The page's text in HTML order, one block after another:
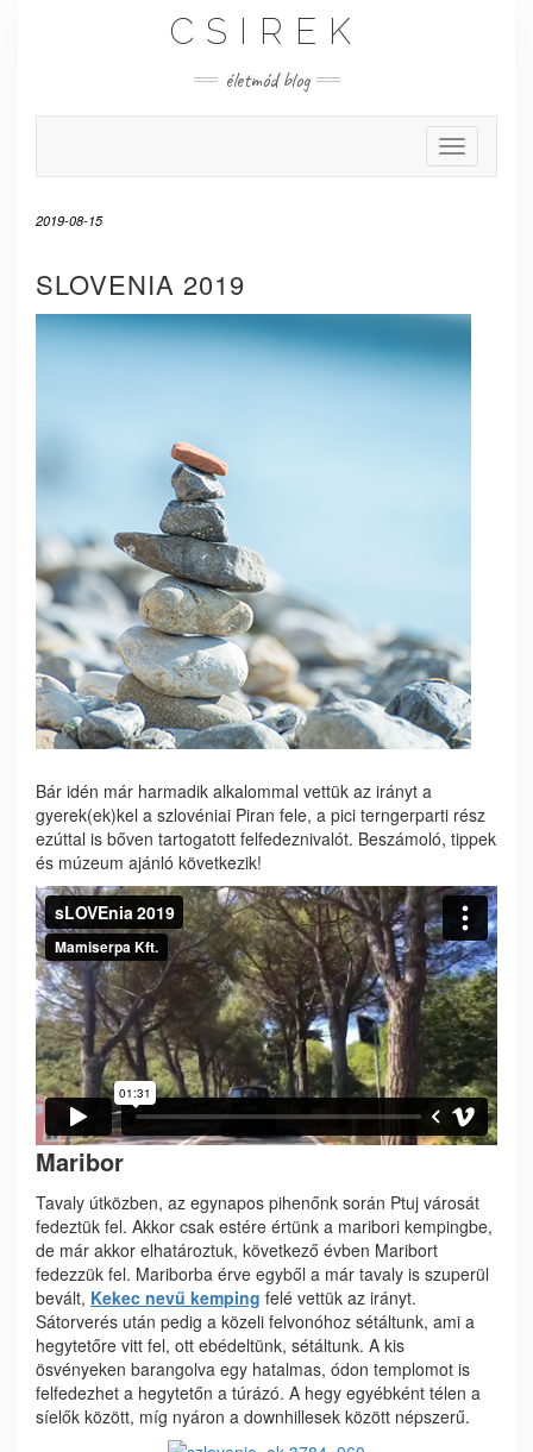
CSIREK
életmód blog
Toggle
2019-08-15
SLOVENIA 2019
Bár idén már harmadik alkalommal vettük az irányt a
gyerek(ek)kel a szlovéniai Piran fele, a pici terngerparti rész
ezúttal is bőven tartogatott felfedeznivalót. Beszámoló, tippek
és múzeum ajánló következik!
Maribor
Tavaly útközben, az egynapos pihenőnk során Ptuj városát
fedeztük fel. Akkor csak estére értünk a maribori kempingbe,
de már akkor elhatároztuk, következő évben Maribort
fedezzük fel. Mariborba érve egyből a már tavaly is szuperül
bevált, Kekec nevű kemping felé vettük az irányt.
Sátorverés után pedig a közeli felvonóhoz sétáltunk, ami a
hegytetőre vitt fel, ott ebédeltünk, sétáltunk. A kis
ösvényeken barangolva egy hatalmas, ódon templomot is
felfedezhet a hegytetőn a túrázó. A hegy egyébként télen a
síelők között, míg nyáron a downhillesek között népszerű.